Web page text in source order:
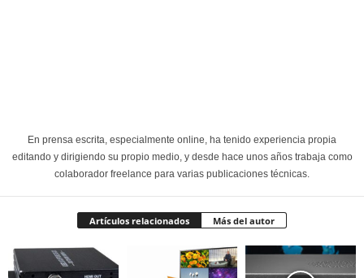
En prensa escrita, especialmente online, ha tenido experiencia propia
editando y dirigiendo su propio medio, y desde hace unos años trabaja como
colaborador freelance para varias publicaciones técnicas.
Artículos relacionados Más del autor